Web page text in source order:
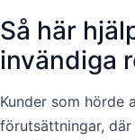
Så här
invändiga
Kunder som hörde
förutsättningar,